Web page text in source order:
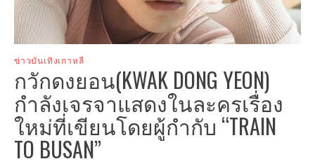
ข่าวบันเทิงเกาหลี
กวักดงยอน(KWAK DONG YEON)
กำลังเจรจาแสดงในละครเรื่อง
ใหม่ที่เขียนโดยผู้กำกับ “TRAIN
TO BUSAN”